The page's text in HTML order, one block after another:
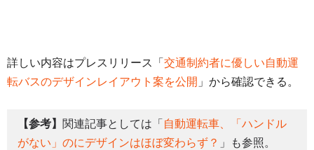
詳しい内容はプレスリリース「 交通制約者に優しい自動運
転バスのデザインレイアウト案を公開 」から確認できる。
【参考】 関連記事としては「 自動運転車、「ハンドル
がない」のにデザインはほぼ変わらず？ 」も参照。